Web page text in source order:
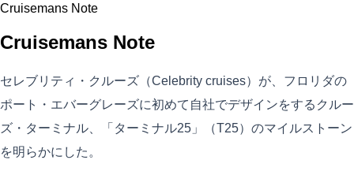
Cruisemans Note
Cruisemans Note
セレブリティ・クルーズ（Celebrity cruises）が、フロリダの
ポート・エバーグレーズに初めて自社でデザインをするクルー
ズ・ターミナル、「ターミナル25」（T25）のマイルストーン
を明らかにした。